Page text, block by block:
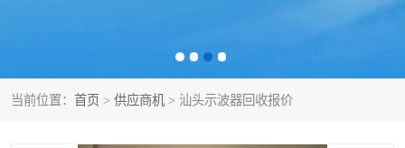
当前位置： 首页 > 供应商机 > 汕头示波器回收报价
校准仪 阻抗分析仪